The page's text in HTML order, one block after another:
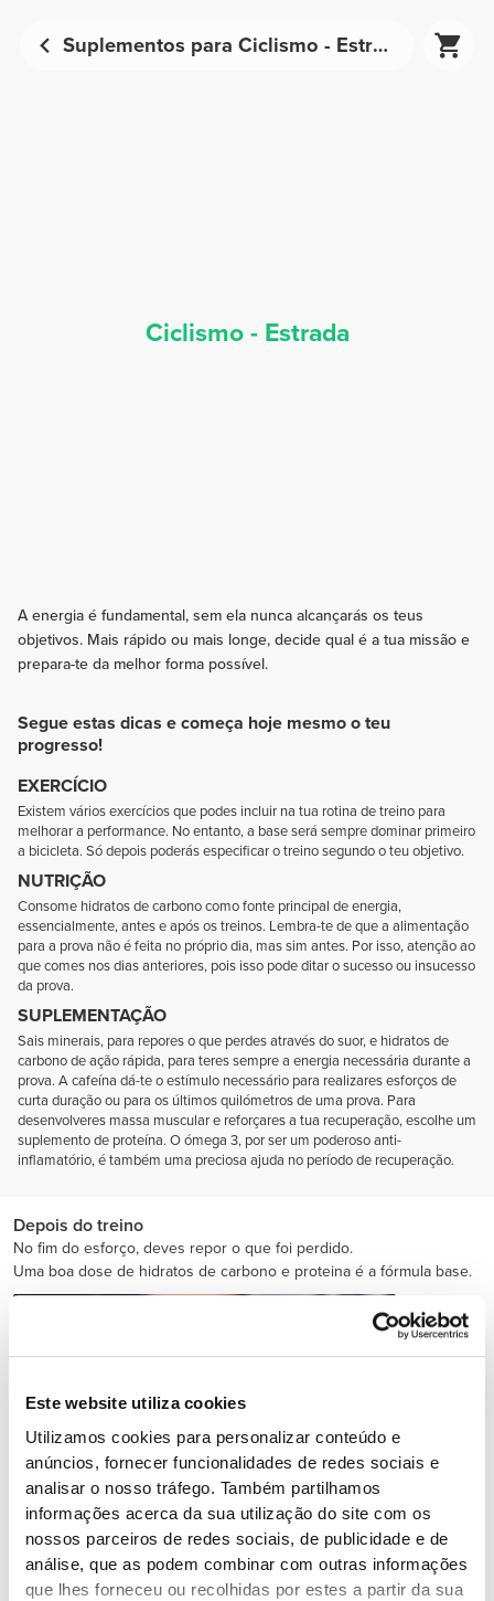
Este website utiliza cookies
Utilizamos cookies para personalizar conteúdo e
anúncios, fornecer funcionalidades de redes sociais e
analisar o nosso tráfego. Também partilhamos
informações acerca da sua utilização do site com os
nossos parceiros de redes sociais, de publicidade e de
análise, que as podem combinar com outras informações
que lhes forneceu ou recolhidas por estes a partir da sua
Suplementos para Ciclismo - Estrada - Nutrição Desportiva | Prozis
Ciclismo - Estrada
A energia é fundamental, sem ela nunca alcançarás os teus
objetivos. Mais rápido ou mais longe, decide qual é a tua missão e
prepara-te da melhor forma possível.
Segue estas dicas e começa hoje mesmo o teu
progresso!
EXERCÍCIO
Existem vários exercícios que podes incluir na tua rotina de treino para
melhorar a performance. No entanto, a base será sempre dominar primeiro
a bicicleta. Só depois poderás especificar o treino segundo o teu objetivo.
NUTRIÇÃO
Consome hidratos de carbono como fonte principal de energia,
essencialmente, antes e após os treinos. Lembra-te de que a alimentação
para a prova não é feita no próprio dia, mas sim antes. Por isso, atenção ao
que comes nos dias anteriores, pois isso pode ditar o sucesso ou insucesso
da prova.
SUPLEMENTAÇÃO
Sais minerais, para repores o que perdes através do suor, e hidratos de
carbono de ação rápida, para teres sempre a energia necessária durante a
prova. A cafeína dá-te o estímulo necessário para realizares esforços de
curta duração ou para os últimos quilómetros de uma prova. Para
desenvolveres massa muscular e reforçares a tua recuperação, escolhe um
suplemento de proteína. O ómega 3, por ser um poderoso anti-
inflamatório, é também uma preciosa ajuda no período de recuperação.
Depois do treino
No fim do esforço, deves repor o que foi perdido.
Uma boa dose de hidratos de carbono e proteina é a fórmula base.